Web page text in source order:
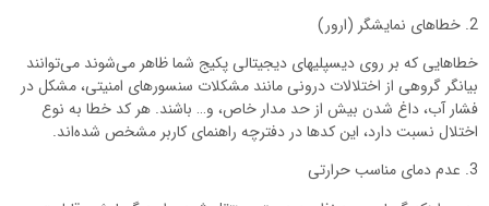
2. خطاهای نمایشگر (ارور)
خطاهایی که بر روی دیسپلیهای دیجیتالی پکیج شما ظاهر می‌شوند می‌توانند
بیانگر گروهی از اختلالات درونی مانند مشکلات سنسورهای امنیتی، مشکل در
فشار آب، داغ شدن بیش از حد مدار خاص، و… باشند. هر کد خطا به نوع
اختلال نسبت دارد، این کدها در دفترچه راهنمای کاربر مشخص شده‌اند.
3. عدم دمای مناسب حرارتی